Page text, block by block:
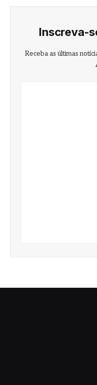
Inscreva-
Receba as últimas